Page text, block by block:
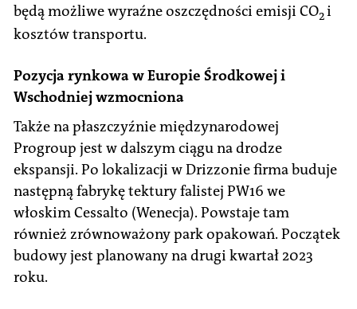
będą możliwe wyraźne oszczędności emisji CO2i
kosztów transportu.
Pozycja rynkowa w Europie Środkowej i
Wschodniej wzmocniona
Także na płaszczyźnie międzynarodowej
Progroup jest w dalszym ciągu na drodze
ekspansji. Po lokalizacji w Drizzonie firma buduje
następną fabrykę tektury falistej PW16 we
włoskim Cessalto (Wenecja). Powstaje tam
również zrównoważony park opakowań. Początek
budowy jest planowany na drugi kwartał 2023
roku.